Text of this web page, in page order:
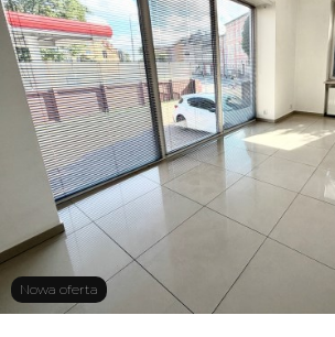
Nowa oferta